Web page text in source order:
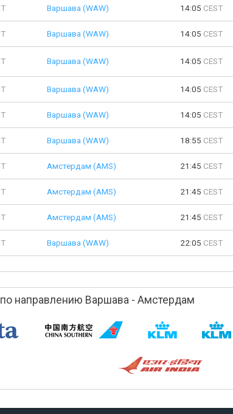
Варшава (WAW) 14:05 CEST
Варшава (WAW) 14:05 CEST
Варшава (WAW) 14:05 CEST
Варшава (WAW) 14:05 CEST
Варшава (WAW) 14:05 CEST
Варшава (WAW) 18:55 CEST
Амстердам (AMS) 21:45 CEST
Амстердам (AMS) 21:45 CEST
Амстердам (AMS) 21:45 CEST
Варшава (WAW) 22:05 CEST
направлению Варшава - Амстердам